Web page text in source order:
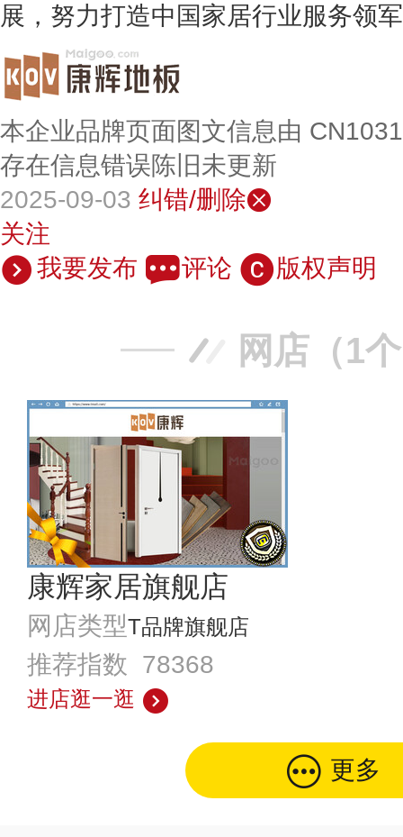
展，努力打造中国家居行业服务领
本企业品牌页面图文信息由
存在信息错误陈旧未更新
2025-09-03 纠错/删除
关注
我要发布
评论 版权声明
网店（1
康辉家居旗舰店
网店类型T品牌旗舰店
推荐指数 78368
进店逛一逛
更多